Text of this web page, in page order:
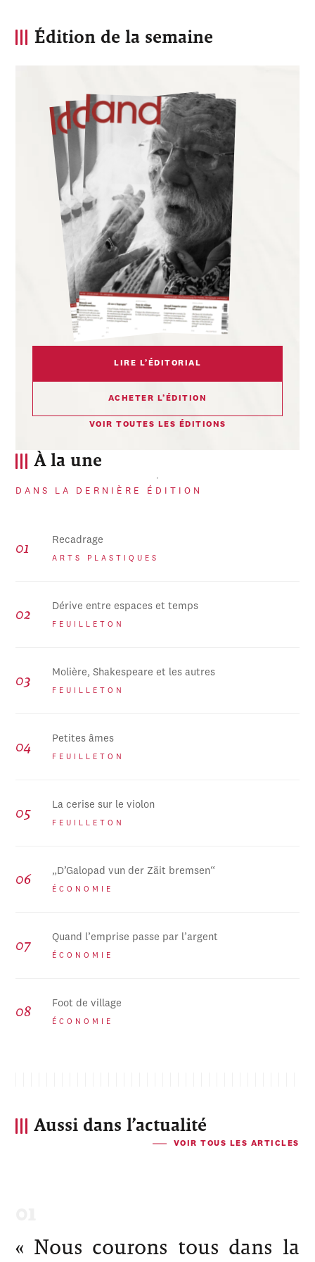
À la une
DANS LA DERNIÈRE ÉDITION
Recadrage
ARTS PLASTIQUES
Dérive entre espaces et temps
FEUILLETON
Molière, Shakespeare et les autres
FEUILLETON
Petites âmes
FEUILLETON
La cerise sur le violon
FEUILLETON
„D’Galopad vun der Zäit bremsen“
ÉCONOMIE
Quand l’emprise passe par l’argent
ÉCONOMIE
Foot de village
ÉCONOMIE
Édition de la semaine
LIRE L’ÉDITORIAL
ACHETER L’ÉDITION
VOIR TOUTES LES ÉDITIONS
Aussi dans l’actualité
VOIR TOUS LES ARTICLES
« Nous courons tous dans la